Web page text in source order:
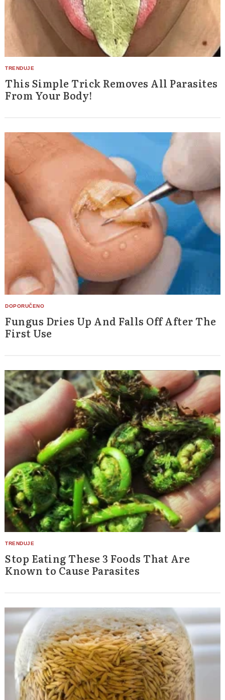
This Simple Trick Removes All Parasites
From Your Body!
Fungus Dries Up And Falls Off After The
First Use
Stop Eating These 3 Foods That Are
Known to Cause Parasites